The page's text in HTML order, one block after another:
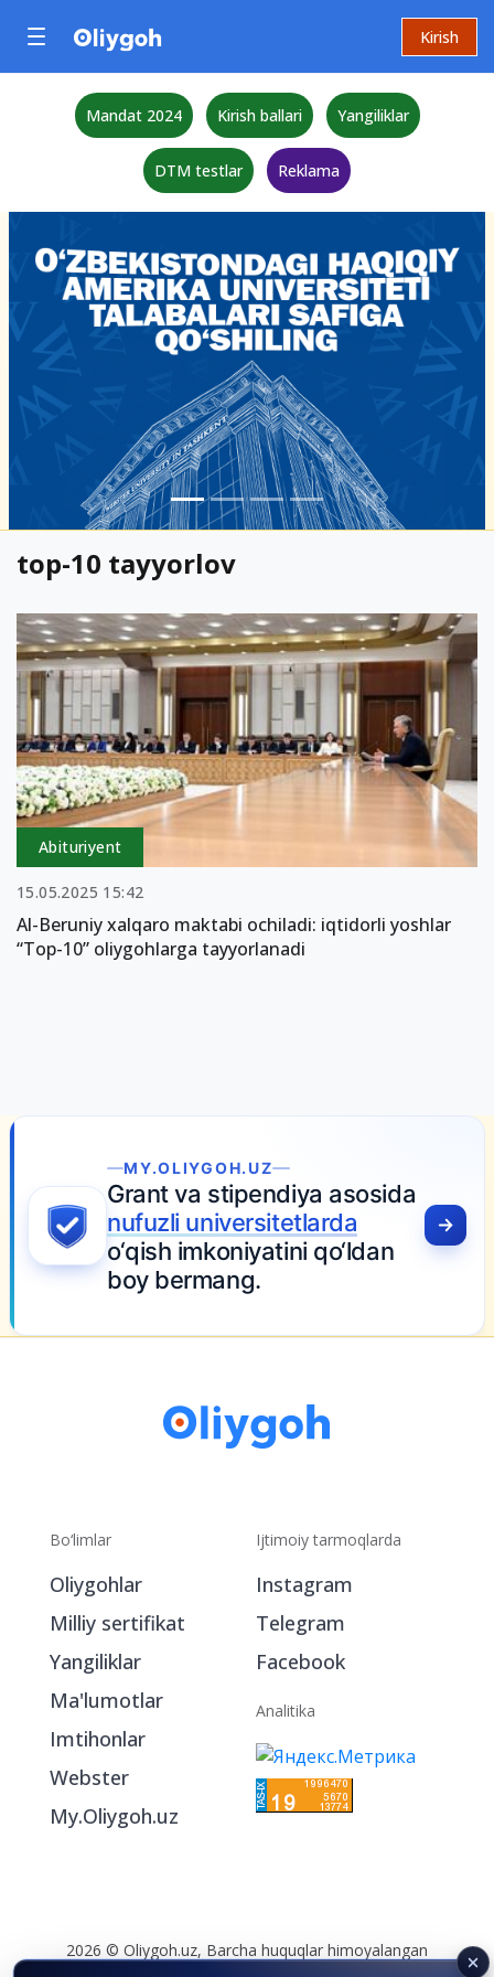
Kirish
Mandat 2024 Kirish ballari Yangiliklar
DTM testlar Reklama
top-10 tayyorlov
Abituriyent
15.05.2025 15:42
Al-Beruniy xalqaro maktabi ochiladi: iqtidorli yoshlar
“Top-10” oliygohlarga tayyorlanadi
MY.OLIYGOH.UZ
Grant va stipendiya asosida
nufuzli universitetlarda
o‘qish imkoniyatini qo‘ldan
boy bermang.
Bo‘limlar
Oliygohlar
Milliy sertifikat
Yangiliklar
Ma'lumotlar
Imtihonlar
Webster
My.Oliygoh.uz
Ijtimoiy tarmoqlarda
Instagram
Telegram
Facebook
Analitika
2026 © Oliygoh.uz, Barcha huquqlar himoyalangan